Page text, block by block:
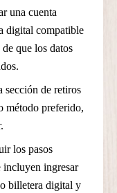
una cuenta
digital compatible
que los datos
sección de retiros
método preferido,
los pasos
incluyen ingresar
billetera digital y